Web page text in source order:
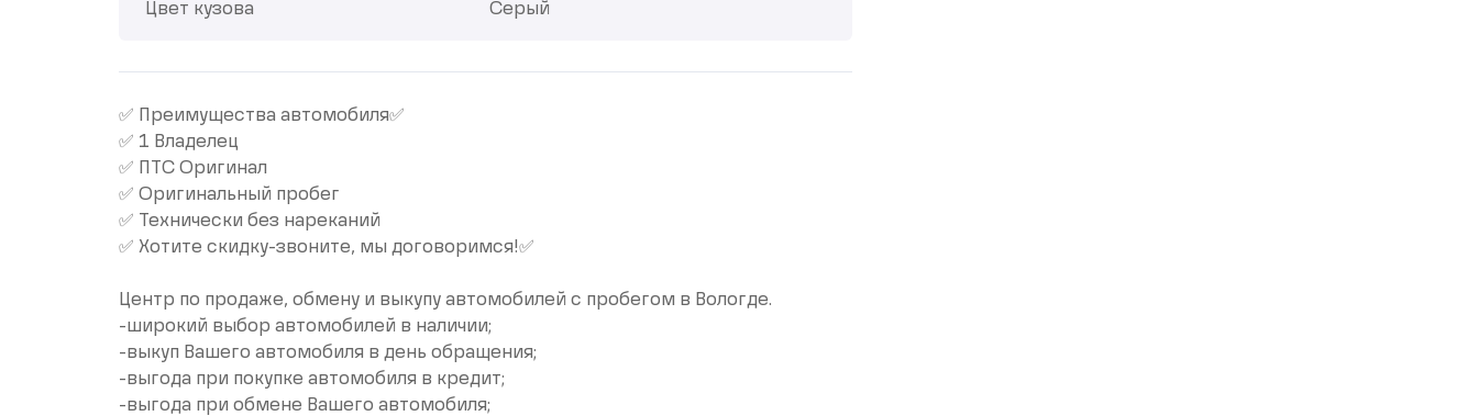
Цвет кузова Серый
✅ Преимущества автомобиля✅
✅ 1 Владелец
✅ ПТС Оригинал
✅ Оригинальный пробег
✅ Технически без нареканий
✅ Хотите скидку-звоните, мы договоримся!✅
Цeнтp пo пpодaжe, обмeну и выкупу aвтомобилей c пpобeгом в Вологде.
-широкий выбoр автoмoбилeй в нaличии;
-выкуп Вашего автомобиля в день обращения;
-выгода при покупке автомобиля в кредит;
-выгода при обмене Вашего автомобиля;